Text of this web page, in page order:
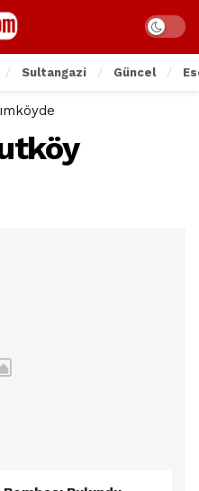
Sultangazi Güncel